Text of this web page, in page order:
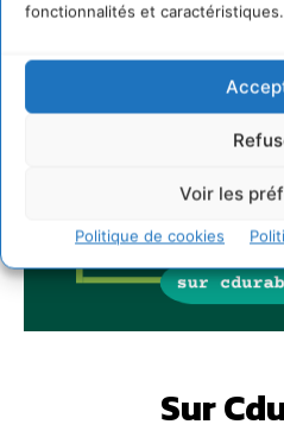
fonctionnalités et caractéristiques.
Voir les
Politique de cookies
Sur